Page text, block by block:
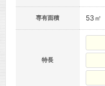
専有面積 53㎡
特長